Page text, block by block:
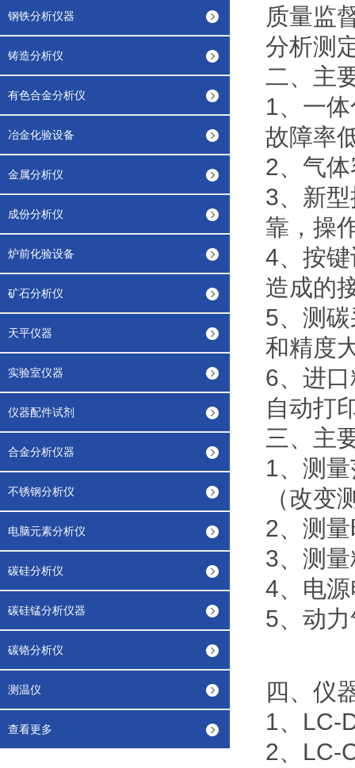
钢铁分析仪器
铸造分析仪
有色合金分析仪
冶金化验设备
金属分析仪
成份分析仪
炉前化验设备
矿石分析仪
天平仪器
实验室仪器
仪器配件试剂
合金分析仪器
不锈钢分析仪
电脑元素分析仪
碳硅分析仪
碳硅锰分析仪器
碳铬分析仪
测温仪
查看更多
质量监
分析测
二、主
1、一
故障率
2、气
3、新
靠，操
4、按
造成的
5、测
和精度
6、进
自动打
三、主
1、测
（改变
2、测
3、测
4、电
5、动
四、仪
1、LC-
2、LC-